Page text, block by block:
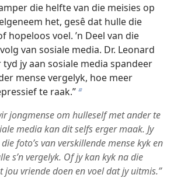
die helfte van die meisies op
het, gesê dat hulle die
hopeloos voel. ’n Deel van die
van sosiale media. Dr. Leonard
tyd jy aan sosiale media spandeer
mense vergelyk, hoe meer
te raak.”b
jongmense om hulleself met ander te
media kan dit selfs erger maak. Jy
foto’s van verskillende mense kyk en
s’n vergelyk. Of jy kan kyk na die
jou vriende doen en voel dat jy uitmis.”